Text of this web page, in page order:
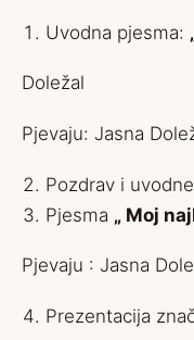
Uvodna pjesma:
Doležal
Pjevaju: Jasna
Pozdrav i
Pjesma „ Moj
Pjevaju : Jasna
Prezentacija